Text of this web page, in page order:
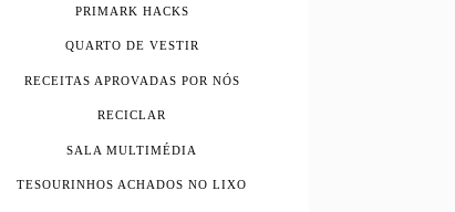
PRIMARK HACKS
QUARTO DE VESTIR
RECEITAS APROVADAS POR NÓS
RECICLAR
SALA MULTIMÉDIA
TESOURINHOS ACHADOS NO LIXO